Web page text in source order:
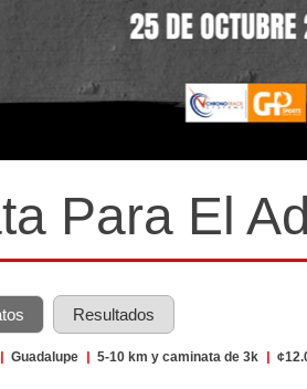
Para El
Resultados
| Guadalupe | 5-10 km y caminata de 3k |